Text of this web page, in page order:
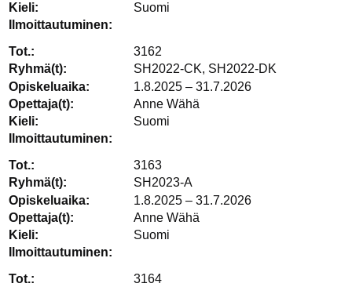
Suomi
3162
SH2022-CK, SH2022-DK
1.8.2025 – 31.7.2026
Anne Wähä
Suomi
3163
SH2023-A
1.8.2025 – 31.7.2026
Anne Wähä
Suomi
3164